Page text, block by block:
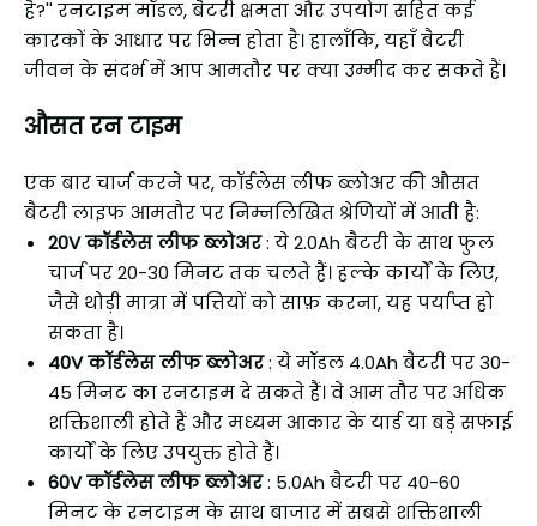
है?'' रनटाइम मॉडल, बैटरी क्षमता और उपयोग सहित कई
कारकों के आधार पर भिन्न होता है। हालाँकि, यहाँ बैटरी
जीवन के संदर्भ में आप आमतौर पर क्या उम्मीद कर सकते हैं।
औसत रन टाइम
एक बार चार्ज करने पर, कॉर्डलेस लीफ ब्लोअर की औसत
बैटरी लाइफ आमतौर पर निम्नलिखित श्रेणियों में आती है:
20V कॉर्डलेस लीफ ब्लोअर: ये 2.0Ah बैटरी के साथ फुल
चार्ज पर 20-30 मिनट तक चलते हैं। हल्के कार्यों के लिए,
जैसे थोड़ी मात्रा में पत्तियों को साफ़ करना, यह पर्याप्त हो
सकता है।
40V कॉर्डलेस लीफ ब्लोअर: ये मॉडल 4.0Ah बैटरी पर 30-
45 मिनट का रनटाइम दे सकते हैं। वे आम तौर पर अधिक
शक्तिशाली होते हैं और मध्यम आकार के यार्ड या बड़े सफाई
कार्यों के लिए उपयुक्त होते हैं।
60V कॉर्डलेस लीफ ब्लोअर: 5.0Ah बैटरी पर 40-60
मिनट के रनटाइम के साथ बाजार में सबसे शक्तिशाली